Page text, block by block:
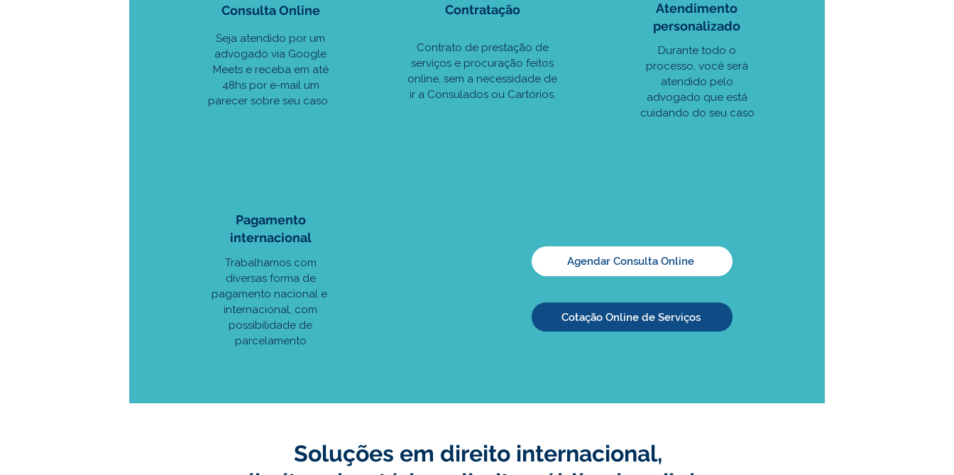
Consulta Online
Seja atendido por um
advogado via Google
Meets e receba em até
48hs por e-mail um
parecer sobre seu caso.
Contratação
Contrato de prestação de
serviços e procuração feitos
online, sem a necessidade de
ir a Consulados ou Cartórios.
Atendimento
personalizado
Durante todo o
processo, você será
atendido pelo
advogado que está
cuidando do seu caso
Pagamento
internacional
Trabalhamos com
diversas forma de
pagamento nacional e
internacional, com
possibilidade de
parcelamento
Agendar Consulta Online
Cotação Online de Serviços
Soluções em direito internacional,